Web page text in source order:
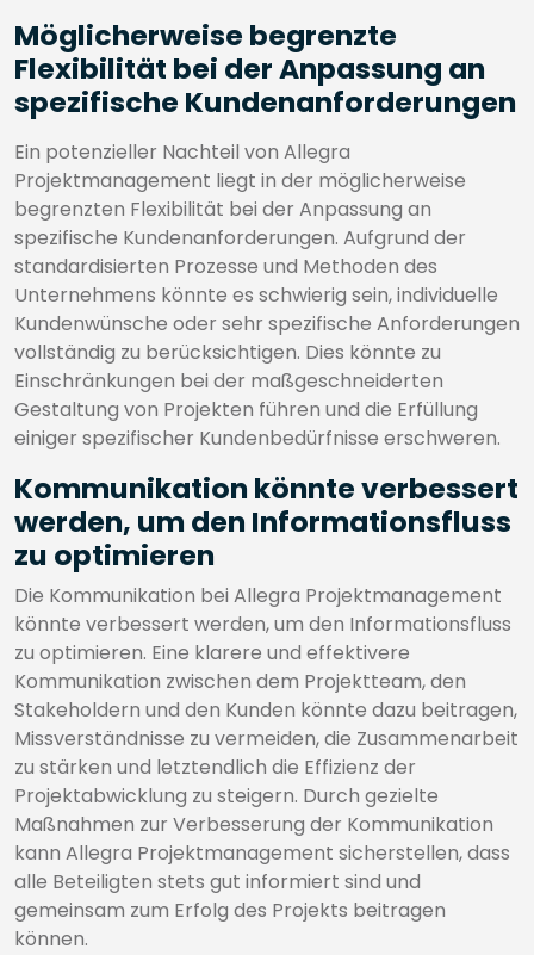
Möglicherweise begrenzte
Flexibilität bei der Anpassung an
spezifische Kundenanforderungen
Ein potenzieller Nachteil von Allegra
Projektmanagement liegt in der möglicherweise
begrenzten Flexibilität bei der Anpassung an
spezifische Kundenanforderungen. Aufgrund der
standardisierten Prozesse und Methoden des
Unternehmens könnte es schwierig sein, individuelle
Kundenwünsche oder sehr spezifische Anforderungen
vollständig zu berücksichtigen. Dies könnte zu
Einschränkungen bei der maßgeschneiderten
Gestaltung von Projekten führen und die Erfüllung
einiger spezifischer Kundenbedürfnisse erschweren.
Kommunikation könnte verbessert
werden, um den Informationsfluss
zu optimieren
Die Kommunikation bei Allegra Projektmanagement
könnte verbessert werden, um den Informationsfluss
zu optimieren. Eine klarere und effektivere
Kommunikation zwischen dem Projektteam, den
Stakeholdern und den Kunden könnte dazu beitragen,
Missverständnisse zu vermeiden, die Zusammenarbeit
zu stärken und letztendlich die Effizienz der
Projektabwicklung zu steigern. Durch gezielte
Maßnahmen zur Verbesserung der Kommunikation
kann Allegra Projektmanagement sicherstellen, dass
alle Beteiligten stets gut informiert sind und
gemeinsam zum Erfolg des Projekts beitragen
können.